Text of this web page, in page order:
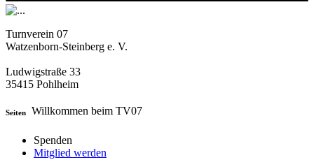
Willkommen beim TV07
Turnverein 07
Watzenborn-Steinberg e. V.
Ludwigstraße 33
35415 Pohlheim
Seiten
Spenden
Mitglied werden